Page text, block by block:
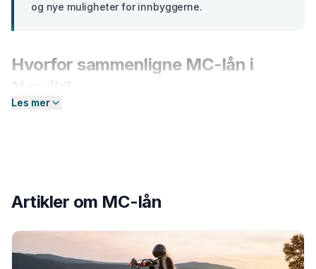
og nye muligheter for innbyggerne.
Hvorfor sammenligne MC-lån i
Banker i
sammenligne aktuelle tilbud og finne det som passer
Slik fungerer prosessen
Les mer
Artikler om MC-lån